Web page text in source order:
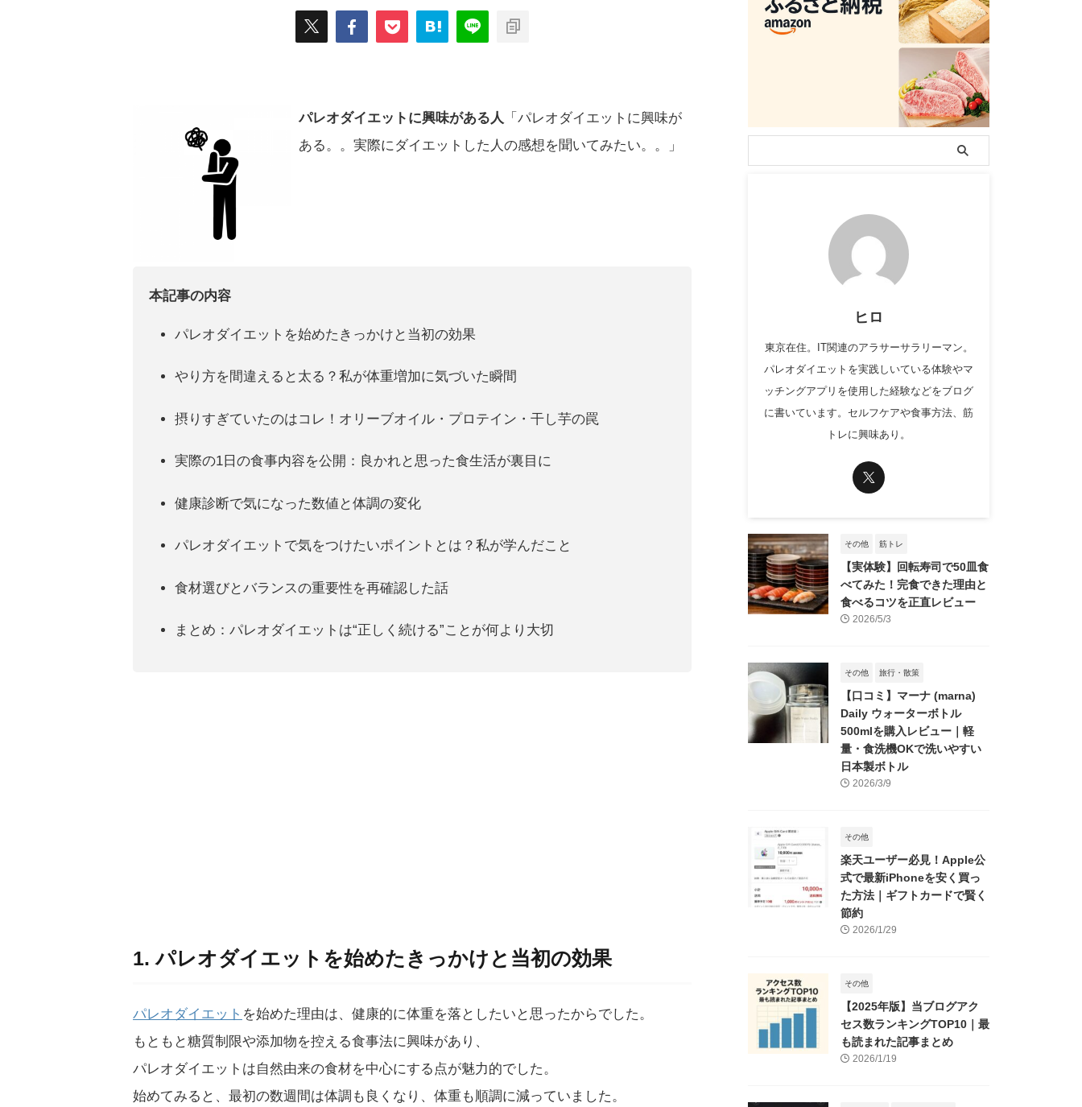
パレオダイエットに興味がある人
「パレオダイエットに興味が
ある。。実際にダイエットした人の感想を聞いてみたい。。」
本記事の内容
パレオダイエットを始めたきっかけと当初の効果
やり方を間違えると太る？私が体重増加に気づいた瞬間
摂りすぎていたのはコレ！オリーブオイル・プロテイン・干し芋の罠
実際の1日の食事内容を公開：良かれと思った食生活が裏目に
健康診断で気になった数値と体調の変化
パレオダイエットで気をつけたいポイントとは？私が学んだこと
食材選びとバランスの重要性を再確認した話
まとめ：パレオダイエットは“正しく続ける”ことが何より大切
1. パレオダイエットを始めたきっかけと当初の効果
パレオダイエット を始めた理由は、健康的に体重を落としたいと思ったからでした。
もともと糖質制限や添加物を控える食事法に興味があり、
パレオダイエットは自然由来の食材を中心にする点が魅力的でした。
始めてみると、最初の数週間は体調も良くなり、体重も順調に減っていました。
ヒロ
東京在住。IT関連のアラサーサラリーマン。
パレオダイエットを実践しいている体験やマ
ッチングアプリを使用した経験などをブログ
に書いています。セルフケアや食事方法、筋
トレに興味あり。
その他 筋トレ
【実体験】回転寿司で50皿食
べてみた！完食できた理由と
食べるコツを正直レビュー
2026/5/3
その他 旅行・散策
【口コミ】マーナ (marna)
Daily ウォーターボトル
500mlを購入レビュー｜軽
量・食洗機OKで洗いやすい
日本製ボトル
2026/3/9
その他
楽天ユーザー必見！Apple公
式で最新iPhoneを安く買っ
た方法｜ギフトカードで賢く
節約
2026/1/29
その他
【2025年版】当ブログアク
セス数ランキングTOP10｜最
も読まれた記事まとめ
2026/1/19